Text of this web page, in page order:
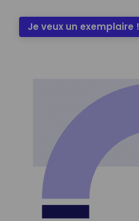
Je veux un exemplaire !